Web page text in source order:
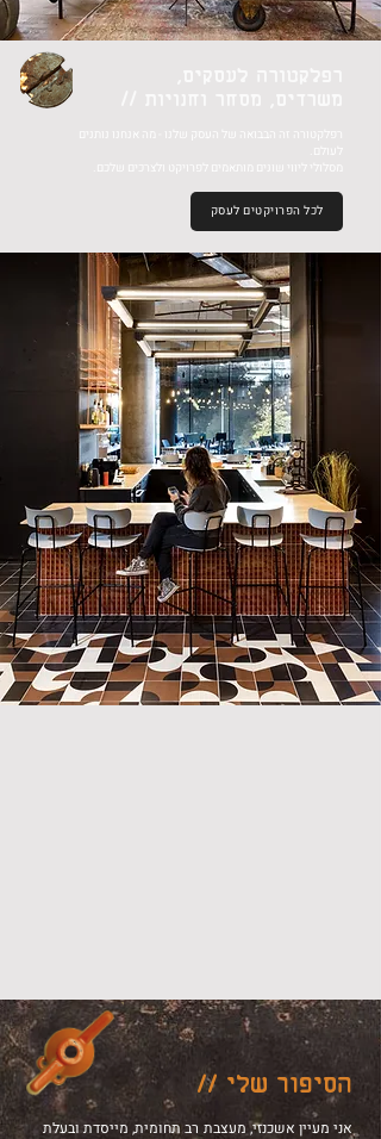
רפלקטורה זה הבבואה של העסק שלנו - מה אנחנו נותנים
לעולם.
מסלולי ליווי שונים מותאמים לפרויקט ולצרכים שלכם.
לכל הפרויקטים לעסק
הסיפור שלי //
אני מעיין אשכנזי, מעצבת רב תחומית, מייסדת ובעלת